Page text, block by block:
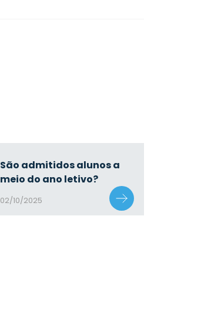
São admitidos alunos a
meio do ano letivo?
02/10/2025